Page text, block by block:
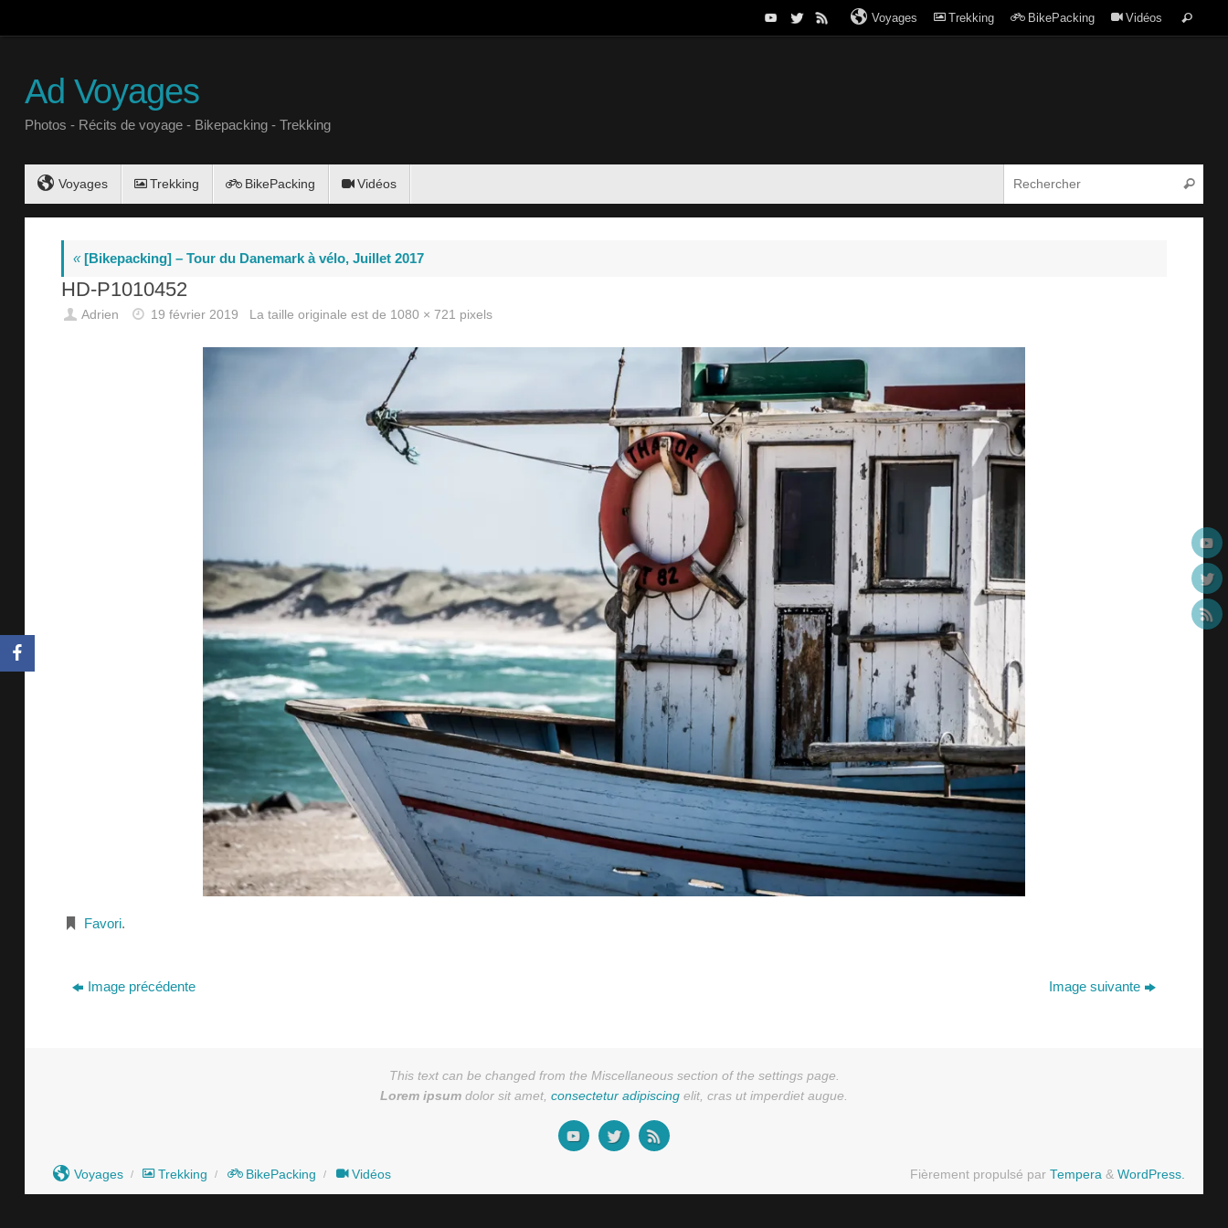
Voyages Trekking BikePacking Vidéos
Ad Voyages
Photos - Récits de voyage - Bikepacking - Trekking
Voyages Trekking BikePacking Vidéos
«[Bikepacking] – Tour du Danemark à vélo, Juillet 2017
HD-P1010452
Adrien 19 février 2019 La taille originale est de 1080 × 721 pixels
Favori.
Image précédente Image suivante
This text can be changed from the Miscellaneous section of the settings page.
Lorem ipsum dolor sit amet, consectetur adipiscing elit, cras ut imperdiet augue.
Voyages Trekking BikePacking Vidéos Fièrement propulsé par Tempera & WordPress.